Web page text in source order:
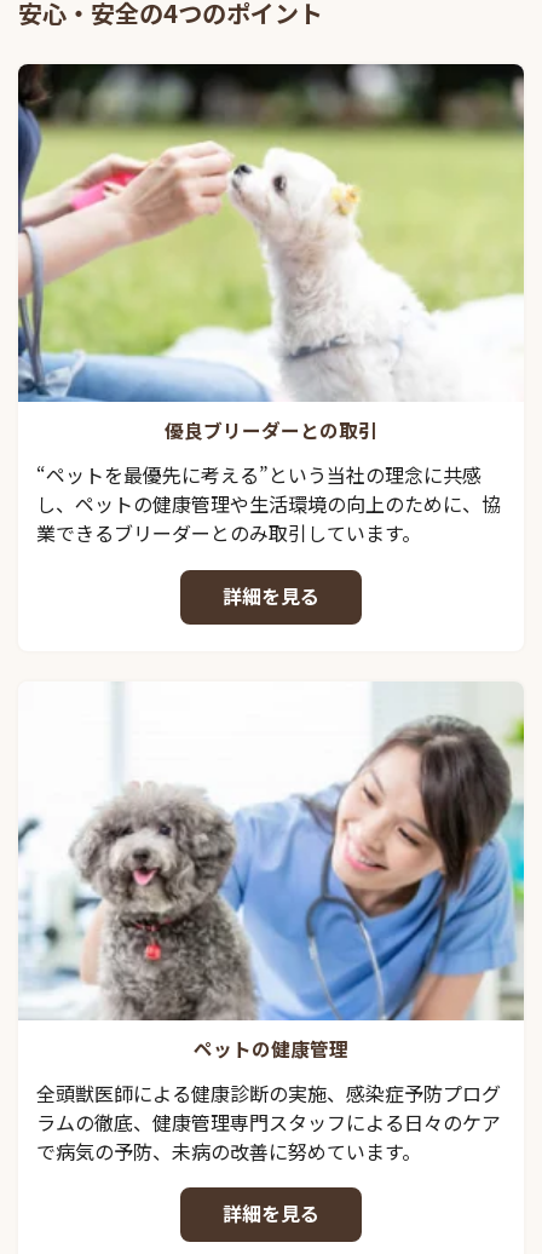
安心・安全の4つのポイント
優良ブリーダーとの取引
“ペットを最優先に考える”という当社の理念に共感
し、ペットの健康管理や生活環境の向上のために、協
業できるブリーダーとのみ取引しています。
詳細を見る
ペットの健康管理
全頭獣医師による健康診断の実施、感染症予防プログ
ラムの徹底、健康管理専門スタッフによる日々のケア
で病気の予防、未病の改善に努めています。
詳細を見る